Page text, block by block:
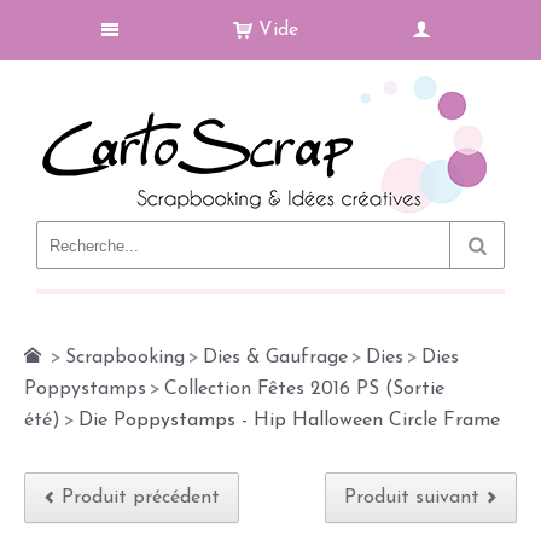
Vide
> Scrapbooking > Dies & Gaufrage > Dies > Dies
Poppystamps > Collection Fêtes 2016 PS (Sortie
été) > Die Poppystamps - Hip Halloween Circle Frame
Produit précédent Produit suivant